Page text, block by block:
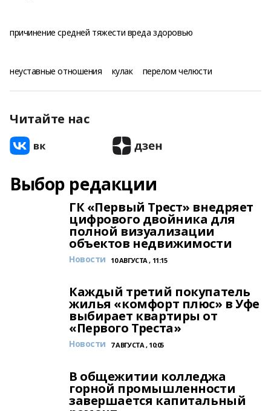
причинение средней тяжести вреда здоровью
неуставные отношения кулак перелом челюсти
Читайте нас
Выбор редакции
ГК «Первый Трест» внедряет
цифрового двойника для
полной визуализации
объектов недвижимости
Новости 10 АВГУСТА , 11:15
Каждый третий покупатель
жилья «комфорт плюс» в Уфе
выбирает квартиры от
«Первого Треста»
Новости 7 АВГУСТА , 10:05
В общежитии колледжа
горной промышленности
завершается капитальный